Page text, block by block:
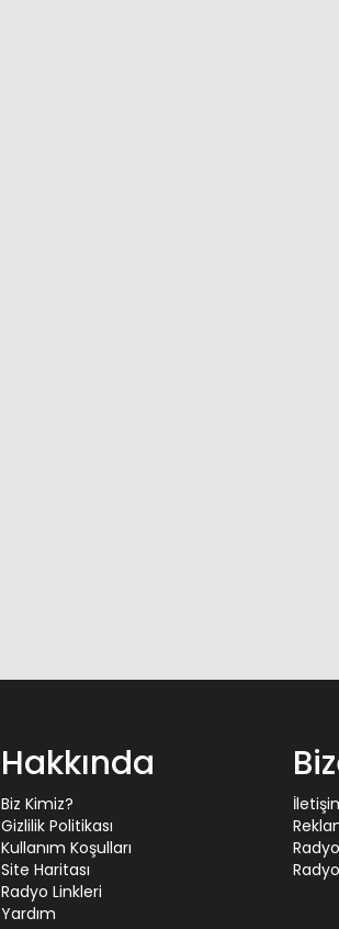
Hakkında
Biz Kimiz?
Gizlilik Politikası
Kullanım Koşulları
Site Haritası
Radyo Linkleri
Yardım